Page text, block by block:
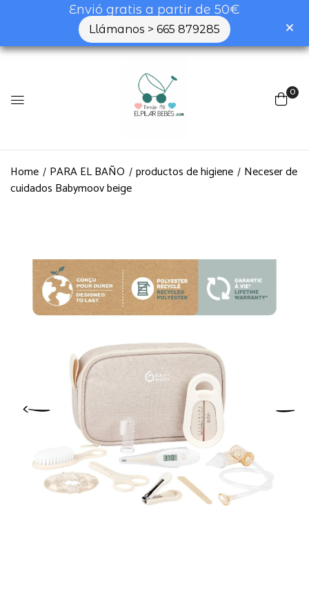
Envió gratis a partir de 50€
Llámanos > 665 879285
0
Home PARA EL BAÑO productos de higiene
Neceser de
cuidados Babymoov beige